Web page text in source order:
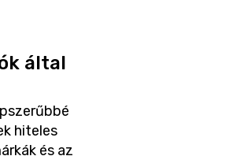
által
hiteles
és az